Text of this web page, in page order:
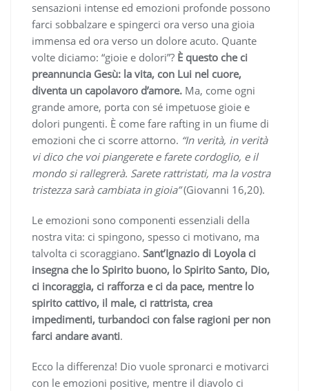
sensazioni intense ed emozioni profonde possono
farci sobbalzare e spingerci ora verso una gioia
immensa ed ora verso un dolore acuto. Quante
volte diciamo: “gioie e dolori”? È questo che ci
preannuncia Gesù: la vita, con Lui nel cuore,
diventa un capolavoro d’amore. Ma, come ogni
grande amore, porta con sé impetuose gioie e
dolori pungenti. È come fare rafting in un fiume di
emozioni che ci scorre attorno. “In verità, in verità
vi dico che voi piangerete e farete cordoglio, e il
mondo si rallegrerà. Sarete rattristati, ma la vostra
tristezza sarà cambiata in gioia”(Giovanni 16,20).
Le emozioni sono componenti essenziali della
nostra vita: ci spingono, spesso ci motivano, ma
talvolta ci scoraggiano. Sant’Ignazio di Loyola ci
insegna che lo Spirito buono, lo Spirito Santo, Dio,
ci incoraggia, ci rafforza e ci da pace, mentre lo
spirito cattivo, il male, ci rattrista, crea
impedimenti, turbandoci con false ragioni per non
farci andare avanti.
Ecco la differenza! Dio vuole spronarci e motivarci
con le emozioni positive, mentre il diavolo ci